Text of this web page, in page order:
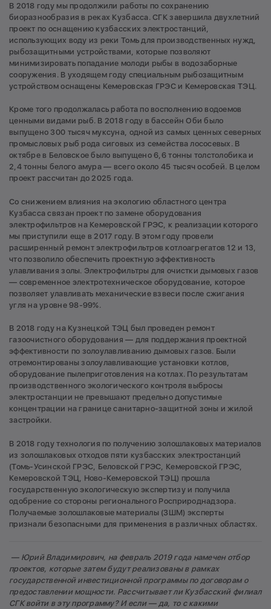
В 2018 году мы продолжили работы по сохранению
биоразнообразия в реках Кузбасса. СГК завершила двухлетний
проект по оснащению кузбасских электростанций,
использующих воду из реки Томь для производственных нужд,
рыбозащитными устройствами, которые позволяют
минимизировать попадание молоди рыбы в водозаборные
сооружения. В уходящем году специальным рыбозащитным
устройством оснащены Кемеровская ГРЭС и Кемеровская ТЭЦ.
Кроме того продолжалась работа по восполнению водоемов
ценными видами рыб. В 2018 году в бассейн Оби было
выпущено 300 тысяч муксуна, одной из самых ценных северных
промысловых рыб рода сиговых из семейства лососевых. В
октябре в Беловское было выпущено 6,6 тонны толстолобика и
2,4 тонны белого амура — всего около 45 тысяч особей. В целом
проект рассчитан до 2025 года.
Со снижением влияния на экологию областного центра
Кузбасса связан проект по замене оборудования
электрофильтров на Кемеровской ГРЭС, к реализации которого
мы приступили еще в 2017 году. В этом году провели
расширенный ремонт электрофильтров котлоагрегатов 12 и 13,
что позволило обеспечить проектную эффективность
улавливания золы. Электрофильтры для очистки дымовых газов
— современное электротехническое оборудование, которое
позволяет улавливать механические взвеси после сжигания
угля на уровне 98-99%.
В 2018 году на Кузнецкой ТЭЦ был проведен ремонт
газоочистного оборудования — для поддержания проектной
эффективности по золоулавливанию дымовых газов. Были
отремонтированы золоулавливающие установки котлов,
оборудование пылеприготовления на котлах. По результатам
производственного экологического контроля выбросы
электростанции не превышают предельно допустимые
концентрации на границе санитарно-защитной зоны и жилой
застройки.
В 2018 году технология по получению золошлаковых материалов
из золошлаковых отходов пяти кузбасских электростанций
(Томь-Усинской ГРЭС, Беловской ГРЭС, Кемеровской ГРЭС,
Кемеровской ТЭЦ, Ново-Кемеровской ТЭЦ) прошла
государственную экологическую экспертизу и получила
одобрение со стороны регионального Росприроднадзора.
Получаемые золошлаковые материалы (ЗШМ) эксперты
признали безопасными для применения в различных областях.
— Юрий Владимирович, на февраль 2019 года намечен отбор
проектов, которые затем будут реализованы в рамках
государственной инвестиционной программы по договорам о
предоставлении мощности. Рассчитывает ли Кузбасский филиал
СГК войти в эту программу? И если —да, то с какими